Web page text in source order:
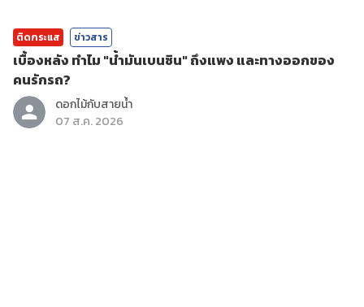
ติดกระแส ข่าวสาร
เบื้องหลัง ทำไม "น้ำมันเบนซิน" ถึงแพง และทางออกของ
คนรักรถ?
ดอกไม้กับสายน้ำ
07 ส.ค. 2026